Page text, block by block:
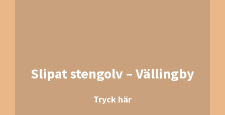
Slipat stengolv – Vällingby
Tryck här